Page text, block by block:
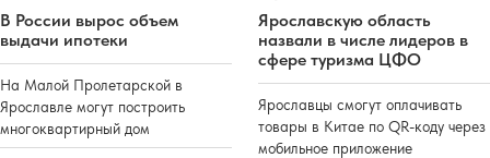
В России вырос объем
выдачи ипотеки
На Малой Пролетарской в
Ярославле могут построить
многоквартирный дом
Ярославскую область
назвали в числе лидеров в
сфере туризма ЦФО
Ярославцы смогут оплачивать
товары в Китае по QR-коду через
мобильное приложение